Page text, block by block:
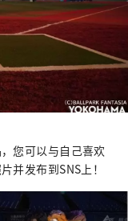
您可以与自己喜欢
并发布到SNS上！